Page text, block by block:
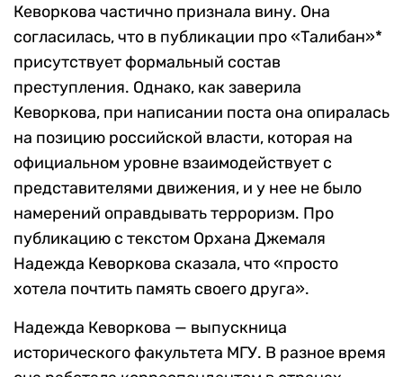
Кеворкова частично признала вину. Она
согласилась, что в публикации про «Талибан»*
присутствует формальный состав
преступления. Однако, как заверила
Кеворкова, при написании поста она опиралась
на позицию российской власти, которая на
официальном уровне взаимодействует с
представителями движения, и у нее не было
намерений оправдывать терроризм. Про
публикацию с текстом Орхана Джемаля
Надежда Кеворкова сказала, что «просто
хотела почтить память своего друга».
Надежда Кеворкова — выпускница
исторического факультета МГУ. В разное время